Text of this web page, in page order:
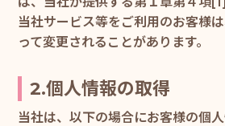
当社サービス等をご利用のお客様
って変更されることがあります。
2.個人情報の取得
当社は、以下の場合にお客様の個